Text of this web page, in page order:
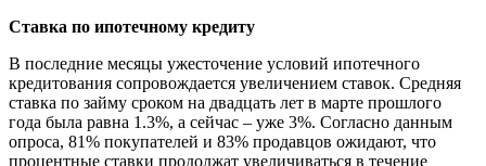
Ставка по ипотечному кредиту
В последние месяцы ужесточение условий ипотечного
кредитования сопровождается увеличением ставок. Средняя
ставка по займу сроком на двадцать лет в марте прошлого
года была равна 1.3%, а сейчас – уже 3%. Согласно данным
опроса, 81% покупателей и 83% продавцов ожидают, что
процентные ставки продолжат увеличиваться в течение